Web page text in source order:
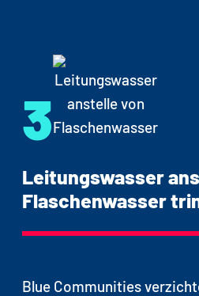
öffentlichen
Veranstaltungen in
ersten Grundsatz
3
Leitungswasser
Flaschenwasser
Blue Communities